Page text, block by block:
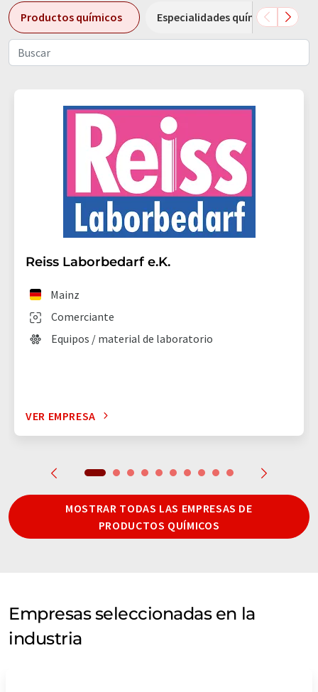
Productos químicos Especialidades químicas
Reiss Laborbedarf e.K.
Comerciante
Mainz
Equipos / material de laboratorio
VER EMPRESA
MOSTRAR TODAS LAS EMPRESAS DE
PRODUCTOS QUÍMICOS
Empresas seleccionadas en la
industria